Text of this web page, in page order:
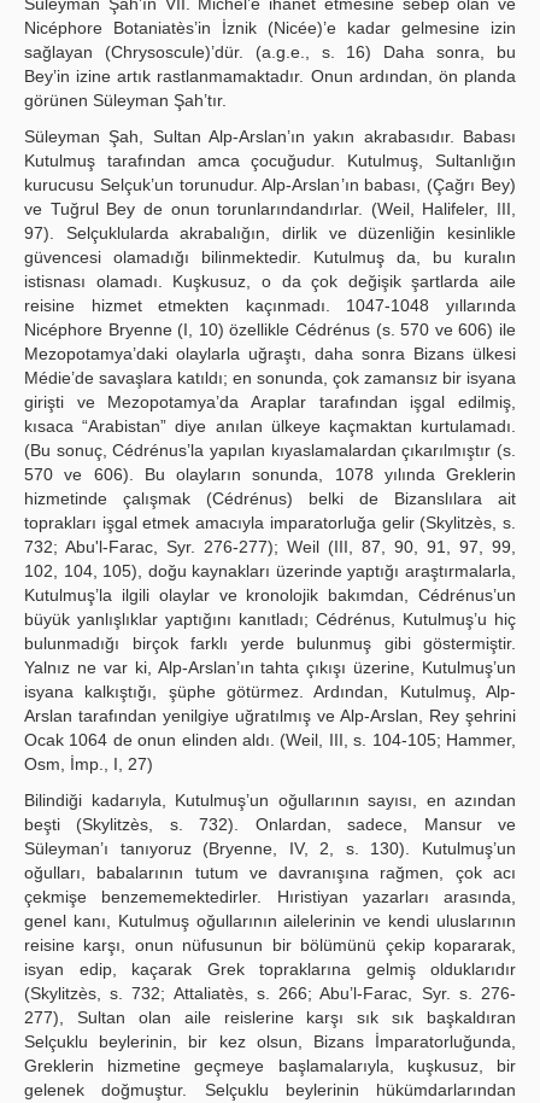
Nicéphore Botaniatès’in İznik (Nicée)’e kadar gelmesine izin
sağlayan (Chrysoscule)’dür. (a.g.e., s. 16) Daha sonra, bu
Bey’in izine artık rastlanmamaktadır. Onun ardından, ön planda
görünen Süleyman Şah’tır.
Süleyman Şah, Sultan Alp-Arslan’ın yakın akrabasıdır. Babası
Kutulmuş tarafından amca çocuğudur. Kutulmuş, Sultanlığın
kurucusu Selçuk’un torunudur. Alp-Arslan’ın babası, (Çağrı Bey)
ve Tuğrul Bey de onun torunlarındandırlar. (Weil, Halifeler, III,
97). Selçuklularda akrabalığın, dirlik ve düzenliğin kesinlikle
güvencesi olamadığı bilinmektedir. Kutulmuş da, bu kuralın
istisnası olamadı. Kuşkusuz, o da çok değişik şartlarda aile
reisine hizmet etmekten kaçınmadı. 1047-1048 yıllarında
Nicéphore Bryenne (I, 10) özellikle Cédrénus (s. 570 ve 606) ile
Mezopotamya’daki olaylarla uğraştı, daha sonra Bizans ülkesi
Médie’de savaşlara katıldı; en sonunda, çok zamansız bir isyana
girişti ve Mezopotamya’da Araplar tarafından işgal edilmiş,
kısaca “Arabistan” diye anılan ülkeye kaçmaktan kurtulamadı.
(Bu sonuç, Cédrénus’la yapılan kıyaslamalardan çıkarılmıştır (s.
570 ve 606). Bu olayların sonunda, 1078 yılında Greklerin
hizmetinde çalışmak (Cédrénus) belki de Bizanslılara ait
toprakları işgal etmek amacıyla imparatorluğa gelir (Skylitzès, s.
732; Abu'l-Farac, Syr. 276-277); Weil (III, 87, 90, 91, 97, 99,
102, 104, 105), doğu kaynakları üzerinde yaptığı araştırmalarla,
Kutulmuş’la ilgili olaylar ve kronolojik bakımdan, Cédrénus’un
büyük yanlışlıklar yaptığını kanıtladı; Cédrénus, Kutulmuş’u hiç
bulunmadığı birçok farklı yerde bulunmuş gibi göstermiştir.
Yalnız ne var ki, Alp-Arslan’ın tahta çıkışı üzerine, Kutulmuş’un
isyana kalkıştığı, şüphe götürmez. Ardından, Kutulmuş, Alp-
Arslan tarafından yenilgiye uğratılmış ve Alp-Arslan, Rey şehrini
Ocak 1064 de onun elinden aldı. (Weil, III, s. 104-105; Hammer,
Osm, İmp., I, 27)
Bilindiği kadarıyla, Kutulmuş’un oğullarının sayısı, en azından
beşti (Skylitzès, s. 732). Onlardan, sadece, Mansur ve
Süleyman’ı tanıyoruz (Bryenne, IV, 2, s. 130). Kutulmuş’un
oğulları, babalarının tutum ve davranışına rağmen, çok acı
çekmişe benzememektedirler. Hıristiyan yazarları arasında,
genel kanı, Kutulmuş oğullarının ailelerinin ve kendi uluslarının
reisine karşı, onun nüfusunun bir bölümünü çekip kopararak,
isyan edip, kaçarak Grek topraklarına gelmiş olduklarıdır
(Skylitzès, s. 732; Attaliatès, s. 266; Abu’l-Farac, Syr. s. 276-
277), Sultan olan aile reislerine karşı sık sık başkaldıran
Selçuklu beylerinin, bir kez olsun, Bizans İmparatorluğunda,
Greklerin hizmetine geçmeye başlamalarıyla, kuşkusuz, bir
gelenek doğmuştur. Selçuklu beylerinin hükümdarlarından